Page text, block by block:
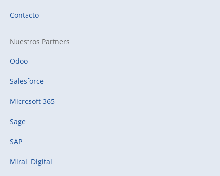
Contacto
Nuestros Partners
Odoo
Salesforce
Microsoft 365
Sage
SAP
Mirall Digital